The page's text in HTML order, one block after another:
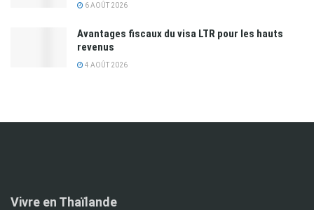
6 AOÛT 2026
Avantages fiscaux du visa LTR pour les hauts
revenus
4 AOÛT 2026
Vivre en Thaïlande